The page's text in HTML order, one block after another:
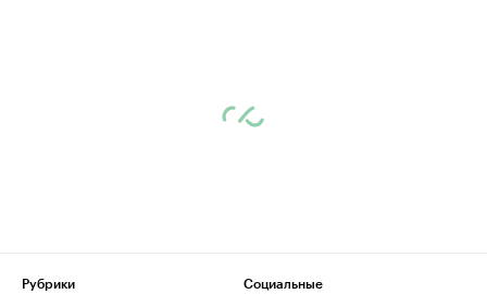
Рубрики
Социальные